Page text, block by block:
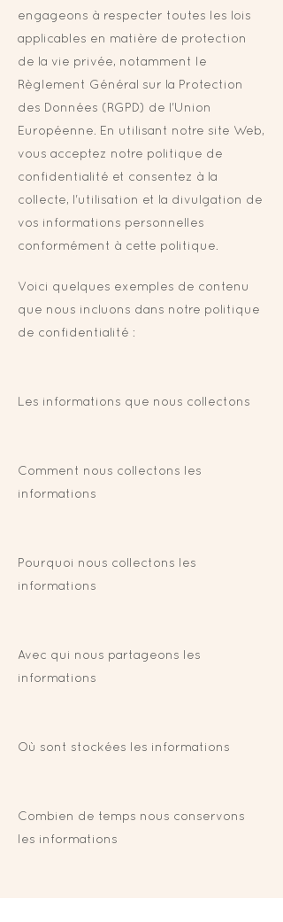
engageons à respecter toutes les lois
applicables en matière de protection
de la vie privée, notamment le
Règlement Général sur la Protection
des Données (RGPD) de l'Union
Européenne. En utilisant notre site Web,
vous acceptez notre politique de
confidentialité et consentez à la
collecte, l'utilisation et la divulgation de
vos informations personnelles
conformément à cette politique.
Voici quelques exemples de contenu
que nous incluons dans notre politique
de confidentialité :
Les informations que nous collectons
Comment nous collectons les
informations
Pourquoi nous collectons les
informations
Avec qui nous partageons les
informations
Où sont stockées les informations
Combien de temps nous conservons
les informations